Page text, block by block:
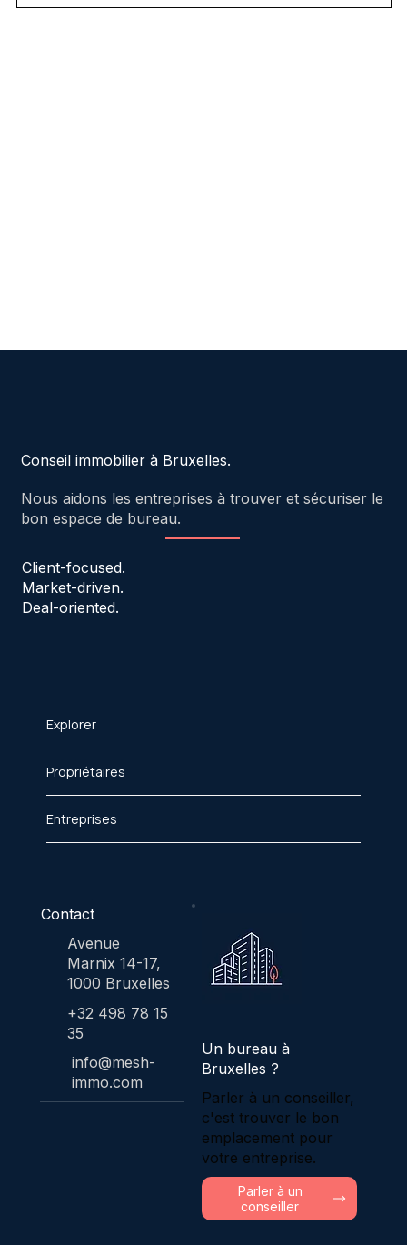
Conseil immobilier à Bruxelles.
Nous aidons les entreprises à trouver et sécuriser le
bon espace de bureau.
Client-focused.
Market-driven.
Deal-oriented.
Explorer
Propriétaires
Entreprises
Contact
Avenue
Marnix 14-17,
1000 Bruxelles
+32 498 78 15
35
info@mesh-
immo.com
Un bureau à
Bruxelles ?
Parler à un conseiller,
c'est trouver le bon
emplacement pour
votre entreprise.
Parler à un
conseiller